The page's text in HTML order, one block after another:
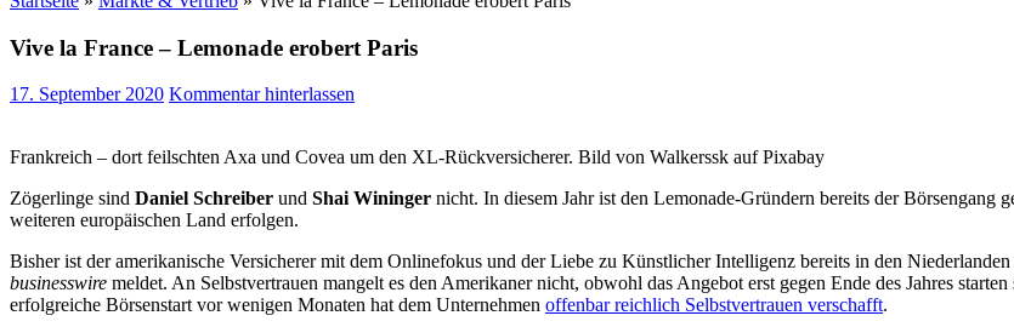
Vive la France – Lemonade erobert Paris
17. September 2020 Kommentar hinterlassen
Frankreich – dort feilschten Axa und Covea um den XL-Rückversicherer. Bild von Walkerssk auf Pixabay
Zögerlinge sind Daniel Schreiber und Shai Wininger nicht. In diesem Jahr ist den Lemonade-Gründern bereits der Börsengang
weiteren europäischen Land erfolgen.
Bisher ist der amerikanische Versicherer mit dem Onlinefokus und der Liebe zu Künstlicher Intelligenz bereits in den
businesswire meldet. An Selbstvertrauen mangelt es den Amerikaner nicht, obwohl das Angebot erst gegen Ende des Jahres
erfolgreiche Börsenstart vor wenigen Monaten hat dem Unternehmen offenbar reichlich Selbstvertrauen verschafft.